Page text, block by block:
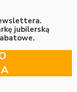
jubilerską